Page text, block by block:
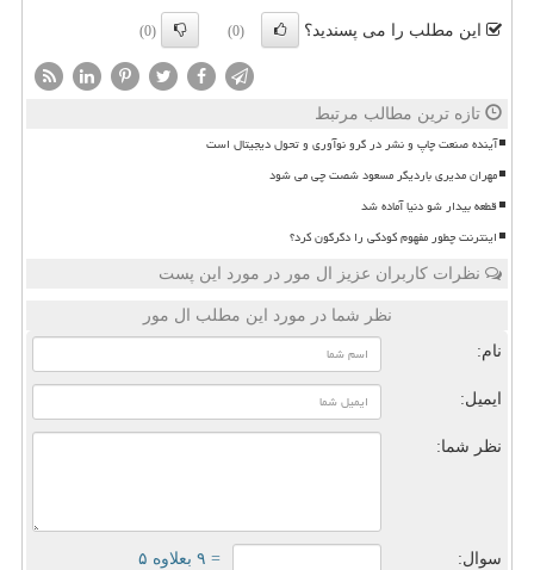
این مطلب را می پسندید؟ (0)
(0)
تازه ترین مطالب مرتبط
آینده صنعت چاپ و نشر در گرو نوآوری و تحول دیجیتال است
مهران مدیری باردیگر مسعود شصت چی می شود
قطعه بیدار شو دنیا آماده شد
اینترنت چطور مفهوم کودکی را دگرگون کرد؟
نظرات کاربران عزیز ال مور در مورد این پست
نظر شما در مورد این مطلب ال مور
نام:
ایمیل:
نظر شما:
سوال: = ۹ بعلاوه ۵